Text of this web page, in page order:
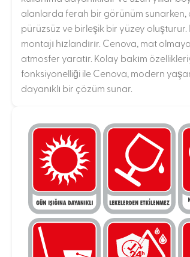
alanlarda ferah bir görünüm sunarken,
pürüzsüz ve birleşik bir yüzey oluşturur.
montajı hızlandırır. Cenova, mat
atmosfer yaratır. Kolay bakım
fonksiyonelliği ile Cenova, modern
dayanıklı bir çözüm sunar.